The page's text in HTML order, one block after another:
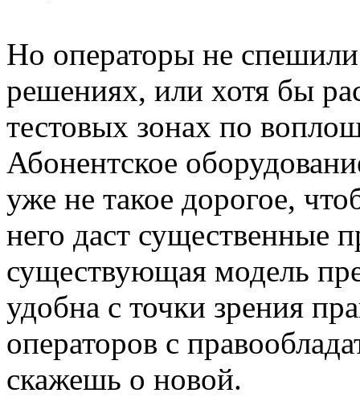
Но операторы не
решениях, или хотя бы
тестовых зонах по
Абонентское
уже не такое дорогое,
него даст существенные
существующая модель
удобна с точки зрения
операторов с
скажешь о новой.